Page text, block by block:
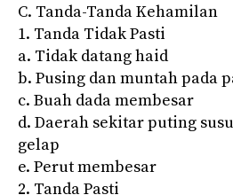
C. Tanda-Tanda Kehamilan
1. Tanda Tidak Pasti
a. Tidak datang haid
b. Pusing dan muntah pada
c. Buah dada membesar
d. Daerah sekitar puting
gelap
e. Perut membesar
2. Tanda Pasti